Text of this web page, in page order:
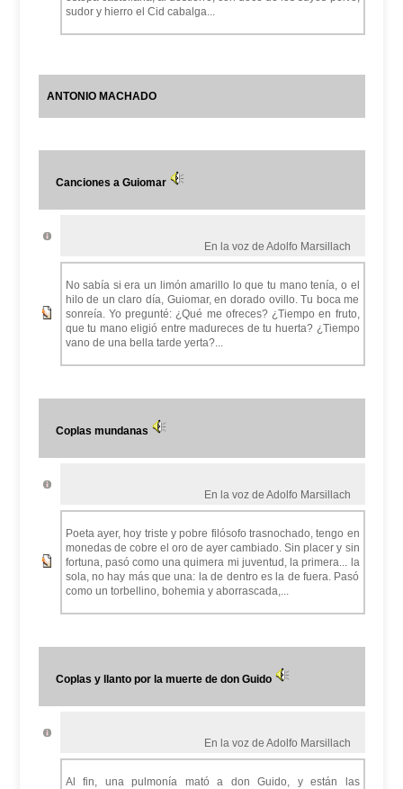
sudor y hierro el Cid cabalga...
ANTONIO MACHADO
Canciones a Guiomar
En la voz de Adolfo Marsillach
No sabía si era un limón amarillo lo que tu mano tenía, o el
hilo de un claro día, Guiomar, en dorado ovillo. Tu boca me
sonreía. Yo pregunté: ¿Qué me ofreces? ¿Tiempo en fruto,
que tu mano eligió entre madureces de tu huerta? ¿Tiempo
vano de una bella tarde yerta?...
Coplas mundanas
En la voz de Adolfo Marsillach
Poeta ayer, hoy triste y pobre filósofo trasnochado, tengo en
monedas de cobre el oro de ayer cambiado. Sin placer y sin
fortuna, pasó como una quimera mi juventud, la primera... la
sola, no hay más que una: la de dentro es la de fuera. Pasó
como un torbellino, bohemia y aborrascada,...
Coplas y llanto por la muerte de don Guido
En la voz de Adolfo Marsillach
Al fin, una pulmonía mató a don Guido, y están las